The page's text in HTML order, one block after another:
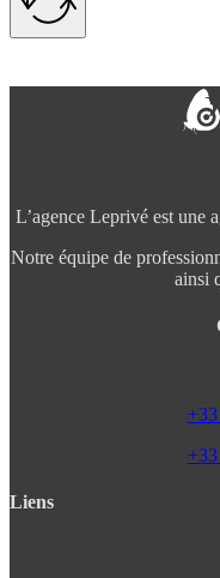
L’agence Leprivé est une
Notre équipe de
ainsi
Liens